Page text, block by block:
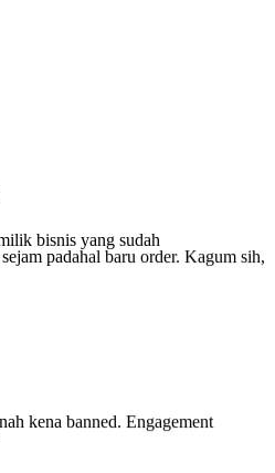
bisnis yang sudah
padahal baru order. Kagum sih,